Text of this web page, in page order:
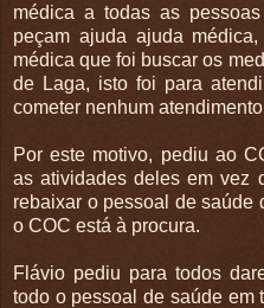
médica a todas as
peçam ajuda ajuda
médica que foi buscar os
de Laga, isto foi para
cometer nenhum
Por este motivo, pediu ao
as atividades deles em vez
rebaixar o pessoal de saúde
o COC está à procura.
Flávio pediu para todos
todo o pessoal de saúde em